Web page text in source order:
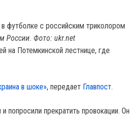
России. Фото: ukr.net
на Потемкинской лестнице, где
в шоке», передает Главпост.
попросили прекратить провокации. Он